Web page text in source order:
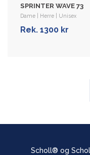
SPRINTER WAVE 73
Dame | Herre | Unisex
Rek. 1300 kr
Scholl® og